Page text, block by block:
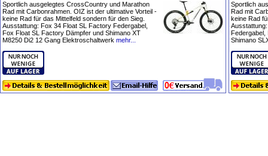
Sportlich ausgelegtes CrossCountry und Marathon
Rad mit Carbonrahmen. OIZ ist der ultimative Vorteil -
keine Rad für das Mittelfeld sondern für den Sieg.
Ausstattung: Fox 34 Float SL Factory Federgabel,
Fox Float SL Factory Dämpfer und Shimano XT
M8250 Di2 12 Gang Elektroschaltwerk mehr...
Sportlich
Rad mit
keine Rad
Federgabel,
Shimano